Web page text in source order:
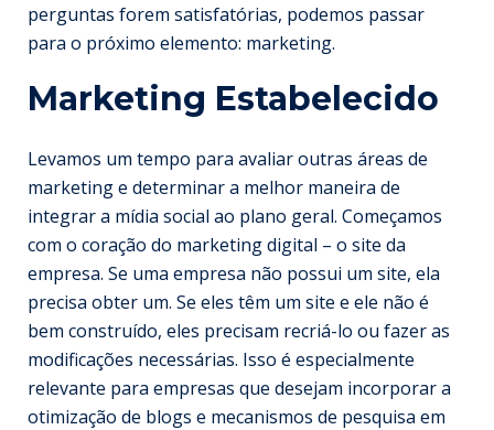
perguntas forem satisfatórias, podemos passar
para o próximo elemento: marketing.
Marketing Estabelecido
Levamos um tempo para avaliar outras áreas de
marketing e determinar a melhor maneira de
integrar a mídia social ao plano geral. Começamos
com o coração do marketing digital – o site da
empresa. Se uma empresa não possui um site, ela
precisa obter um. Se eles têm um site e ele não é
bem construído, eles precisam recriá-lo ou fazer as
modificações necessárias. Isso é especialmente
relevante para empresas que desejam incorporar a
otimização de blogs e mecanismos de pesquisa em